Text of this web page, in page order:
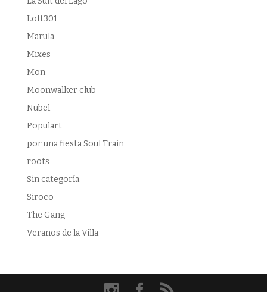
Loft301
Marula
Mixes
Mon
Moonwalker club
Nubel
Populart
por una fiesta Soul Train
roots
Sin categoría
Siroco
The Gang
Veranos de la Villa